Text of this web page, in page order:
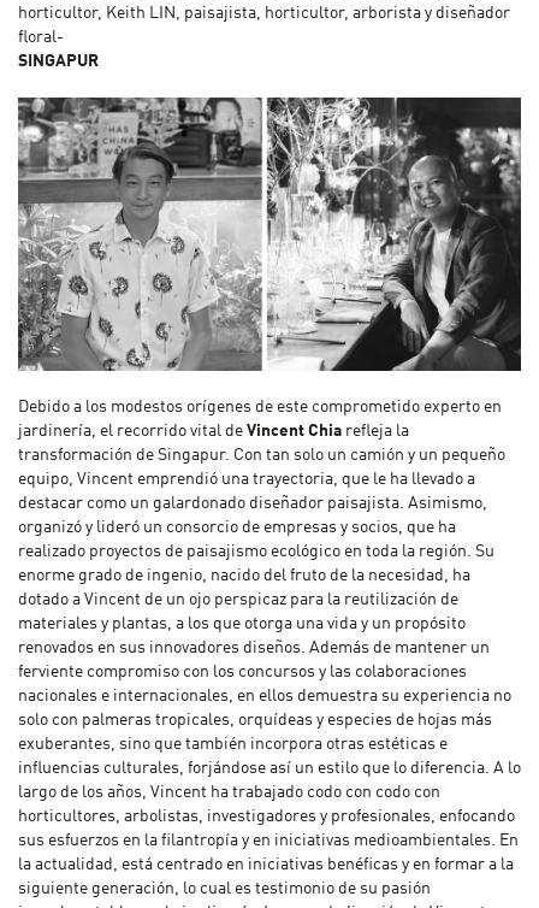
horticultor, Keith LIN, paisajista, horticultor, arborista y diseñador
floral-
SINGAPUR
Debido a los modestos orígenes de este comprometido experto en
jardinería, el recorrido vital de Vincent Chia refleja la
transformación de Singapur. Con tan solo un camión y un pequeño
equipo, Vincent emprendió una trayectoria, que le ha llevado a
destacar como un galardonado diseñador paisajista. Asimismo,
organizó y lideró un consorcio de empresas y socios, que ha
realizado proyectos de paisajismo ecológico en toda la región. Su
enorme grado de ingenio, nacido del fruto de la necesidad, ha
dotado a Vincent de un ojo perspicaz para la reutilización de
materiales y plantas, a los que otorga una vida y un propósito
renovados en sus innovadores diseños. Además de mantener un
ferviente compromiso con los concursos y las colaboraciones
nacionales e internacionales, en ellos demuestra su experiencia no
solo con palmeras tropicales, orquídeas y especies de hojas más
exuberantes, sino que también incorpora otras estéticas e
influencias culturales, forjándose así un estilo que lo diferencia. A lo
largo de los años, Vincent ha trabajado codo con codo con
horticultores, arbolistas, investigadores y profesionales, enfocando
sus esfuerzos en la filantropía y en iniciativas medioambientales. En
la actualidad, está centrado en iniciativas benéficas y en formar a la
siguiente generación, lo cual es testimonio de su pasión